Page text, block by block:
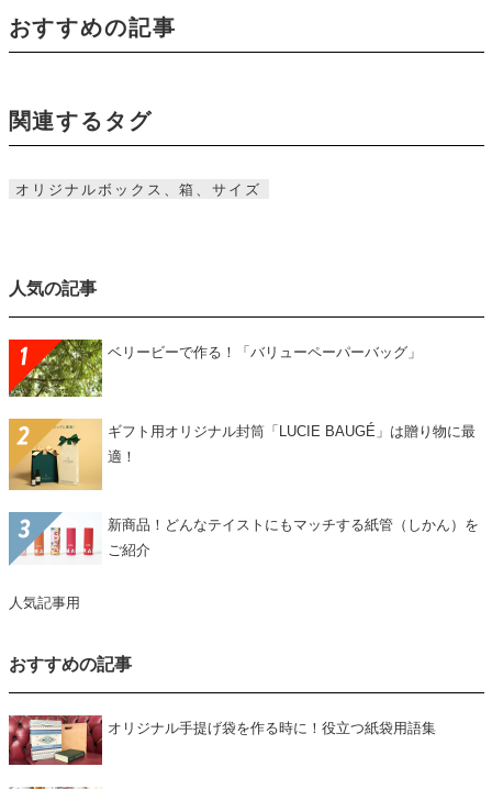
おすすめの記事
関連するタグ
オリジナルボックス、箱、サイズ
人気の記事
ベリービーで作る！「バリューペーパーバッグ」
ギフト用オリジナル封筒「LUCIE BAUGÉ」は贈り物に最
適！
新商品！どんなテイストにもマッチする紙管（しかん）を
ご紹介
人気記事用
おすすめの記事
オリジナル手提げ袋を作る時に！役立つ紙袋用語集